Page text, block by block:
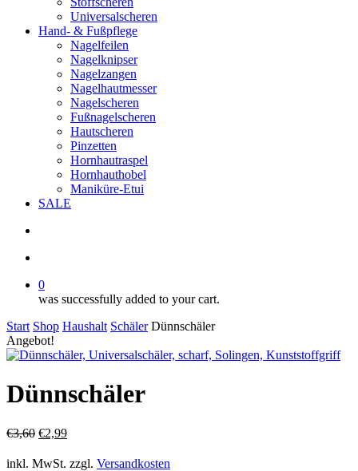
Universalscheren
Hand- & Fußpflege
Nagelfeilen
Nagelknipser
Nagelzangen
Nagelhautmesser
Nagelscheren
Fußnagelscheren
Hautscheren
Pinzetten
Hornhautraspel
Hornhauthobel
Maniküre-Etui
SALE
0
was successfully added to your cart.
Start Shop Haushalt Schäler Dünnschäler
Angebot!
Dünnschäler
€3,60 Ursprünglicher
war:
€2,99Aktueller
ist:
inkl. MwSt. zzgl. Versandkosten